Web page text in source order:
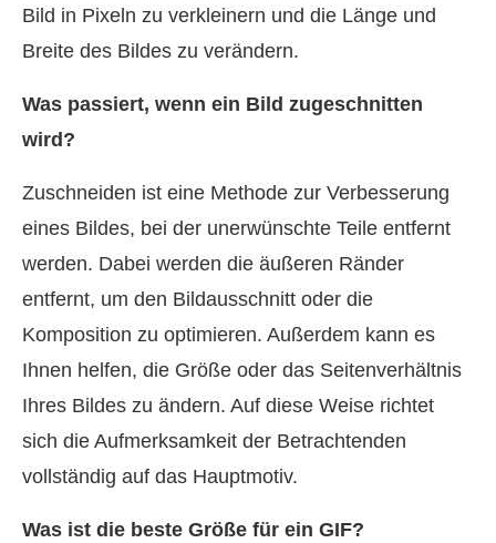
Bild in Pixeln zu verkleinern und die Länge und
Breite des Bildes zu verändern.
Was passiert, wenn ein Bild zugeschnitten
wird?
Zuschneiden ist eine Methode zur Verbesserung
eines Bildes, bei der unerwünschte Teile entfernt
werden. Dabei werden die äußeren Ränder
entfernt, um den Bildausschnitt oder die
Komposition zu optimieren. Außerdem kann es
Ihnen helfen, die Größe oder das Seitenverhältnis
Ihres Bildes zu ändern. Auf diese Weise richtet
sich die Aufmerksamkeit der Betrachtenden
vollständig auf das Hauptmotiv.
Was ist die beste Größe für ein GIF?